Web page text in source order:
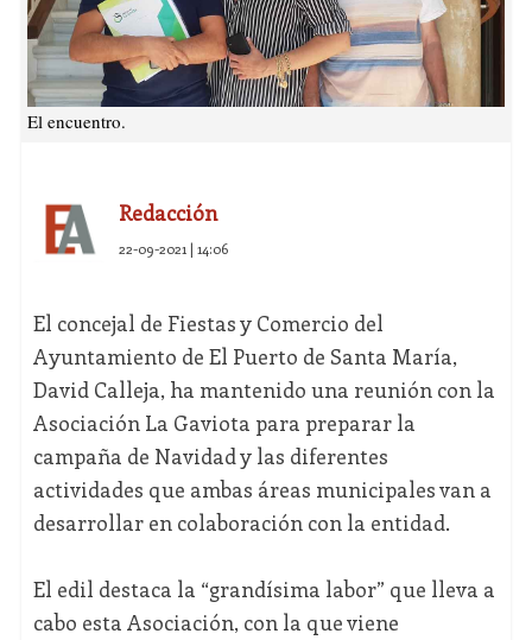
El encuentro.
Redacción
22-09-2021 | 14:06
El concejal de Fiestas y Comercio del
Ayuntamiento de El Puerto de Santa María,
David Calleja, ha mantenido una reunión con la
Asociación La Gaviota para preparar la
campaña de Navidad y las diferentes
actividades que ambas áreas municipales van a
desarrollar en colaboración con la entidad.
El edil destaca la “grandísima labor” que lleva a
cabo esta Asociación, con la que viene